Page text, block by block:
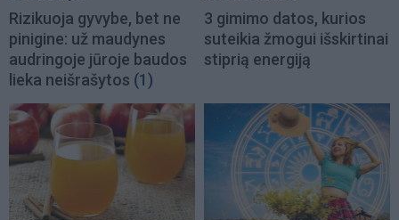
Rizikuoja gyvybe, bet ne
pinigine: už maudynes
audringoje jūroje baudos
lieka neišrašytos (1)
3 gimimo datos, kurios
suteikia žmogui išskirtinai
stiprią energiją